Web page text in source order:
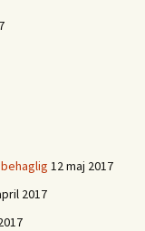
12 maj 2017
2017